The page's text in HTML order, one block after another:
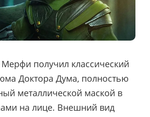
получил классический
Доктора Дума, полностью
металлической маской в
на лице. Внешний вид